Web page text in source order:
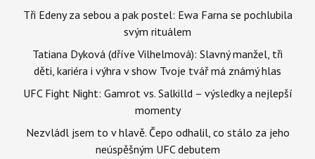
Tři Edeny za sebou a pak postel: Ewa Farna se pochlubila
svým rituálem
Tatiana Dyková (dříve Vilhelmová): Slavný manžel, tři
děti, kariéra i výhra v show Tvoje tvář má známý hlas
UFC Fight Night: Gamrot vs. Salkilld – výsledky a nejlepší
momenty
Nezvládl jsem to v hlavě. Čepo odhalil, co stálo za jeho
neúspěšným UFC debutem